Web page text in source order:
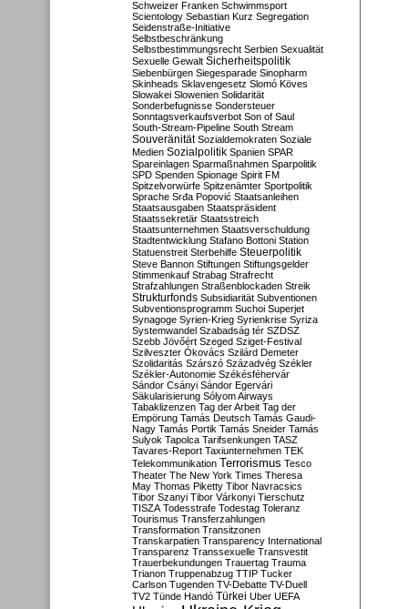
Schweizer Franken Schwimmsport
Scientology Sebastian Kurz Segregation
Seidenstraße-Initiative
Selbstbeschränkung
Selbstbestimmungsrecht Serbien Sexualität
Sexuelle Gewalt Sicherheitspolitik
Siebenbürgen Siegesparade Sinopharm
Skinheads Sklavengesetz Slomó Köves
Slowakei Slowenien Solidarität
Sonderbefugnisse Sondersteuer
Sonntagsverkaufsverbot Son of Saul
South-Stream-Pipeline South Stream
Souveränität Sozialdemokraten Soziale
Medien Sozialpolitik Spanien SPAR
Spareinlagen Sparmaßnahmen Sparpolitik
SPD Spenden Spionage Spirit FM
Spitzelvorwürfe Spitzenämter Sportpolitik
Sprache Srđa Popović Staatsanleihen
Staatsausgaben Staatspräsident
Staatssekretär Staatsstreich
Staatsunternehmen Staatsverschuldung
Stadtentwicklung Stafano Bottoni Station
Statuenstreit Sterbehilfe Steuerpolitik
Steve Bannon Stiftungen Stiftungsgelder
Stimmenkauf Strabag Strafrecht
Strafzahlungen Straßenblockaden Streik
Strukturfonds Subsidiarität Subventionen
Subventionsprogramm Suchoi Superjet
Synagoge Syrien-Krieg Syrienkrise Syriza
Systemwandel Szabadság tér SZDSZ
Szebb Jövőért Szeged Sziget-Festival
Szilveszter Ókovács Szilárd Demeter
Szolidaritás Szárszó Századvég Székler
Székler-Autonomie Székésféhervár
Sándor Csányi Sándor Egervári
Säkularisierung Sólyom Airways
Tabaklizenzen Tag der Arbeit Tag der
Empörung Tamás Deutsch Tamás Gaudi-
Nagy Tamás Portik Tamás Sneider Tamás
Sulyok Tapolca Tarifsenkungen TASZ
Tavares-Report Taxiunternehmen TEK
Telekommunikation Terrorismus Tesco
Theater The New York Times Theresa
May Thomas Piketty Tibor Navracsics
Tibor Szanyi Tibor Várkonyi Tierschutz
TISZA Todesstrafe Todestag Toleranz
Tourismus Transferzahlungen
Transformation Transitzonen
Transkarpatien Transparency International
Transparenz Transsexuelle Transvestit
Trauerbekundungen Trauertag Trauma
Trianon Truppenabzug TTIP Tucker
Carlson Tugenden TV-Debatte TV-Duell
TV2 Tünde Handó Türkei Uber UEFA